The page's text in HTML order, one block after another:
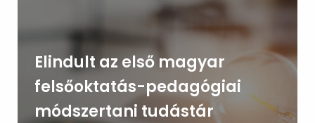
Elindult az első magyar
felsőoktatás-pedagógiai
módszertani tudástár